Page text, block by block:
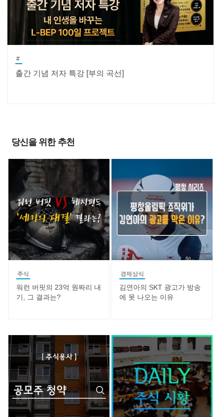
#
출간 기념 저자 특강 [부의 곡선]
당신을 위한 추천
주식
워런 버핏의 23억 원짜리 내
기, 그 결과는?
경제상식
김연아의 SKT 광고가 방송
에 못 나오는 이유